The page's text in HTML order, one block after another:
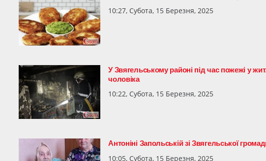
10:27, Субота, 15 Березня, 2025
У Звягельському районі під час пожежі у
чоловіка
10:22, Субота, 15 Березня, 2025
Антоніні Запольській зі Звягельської
10:05, Субота, 15 Березня, 2025